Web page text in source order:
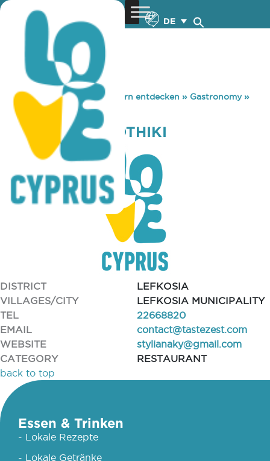
DE
You are here: Home »Zypern entdecken » Gastronomy»
ZEST AT PINAKOTHIKI
ZEST AT PINAKOTHIKI
DISTRICT
LEFKOSIA
VILLAGES/CITY
LEFKOSIA MUNICIPALITY
TEL
22668820
EMAIL
contact@tastezest.com
WEBSITE
stylianaky@gmail.com
CATEGORY
RESTAURANT
back to top
Essen & Trinken
- Lokale Rezepte
- Lokale Getränke